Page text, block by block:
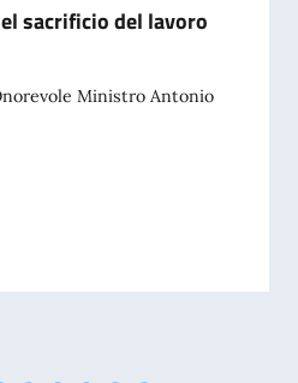
sacrificio del lavoro
Ministro Antonio
del sacrificio del lavoro italiano nel